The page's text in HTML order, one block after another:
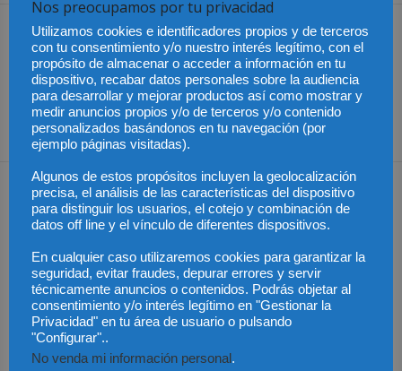
Artículo anterior
Colombia – Ley para
humanizar y modernizar el
Sistema Penitenciario y
Carcelario
Artículo siguiente
El Poder Judicial aprueba
por unanimidad el informe
sobre el anteproyecto de
ley del Derecho de
Artículos relacionados Más del autor
Chile – Equidad en el
mundo laboral
Chile – Proyecto anti
aborto
Chile – Contrato laboral
por horas
Nos preocupamos por tu privacidad
Utilizamos cookies e identificadores propios y de terceros
con tu consentimiento y/o nuestro interés legítimo, con el
propósito de almacenar o acceder a información en tu
dispositivo, recabar datos personales sobre la audiencia
para desarrollar y mejorar productos así como mostrar y
medir anuncios propios y/o de terceros y/o contenido
personalizados basándonos en tu navegación (por
ejemplo páginas visitadas).
Algunos de estos propósitos incluyen la geolocalización
precisa, el análisis de las características del dispositivo
para distinguir los usuarios, el cotejo y combinación de
datos off line y el vínculo de diferentes dispositivos.
En cualquier caso utilizaremos cookies para garantizar la
seguridad, evitar fraudes, depurar errores y servir
técnicamente anuncios o contenidos. Podrás objetar al
consentimiento y/o interés legítimo en "Gestionar la
Privacidad" en tu área de usuario o pulsando
"Configurar"..
No venda mi información personal .